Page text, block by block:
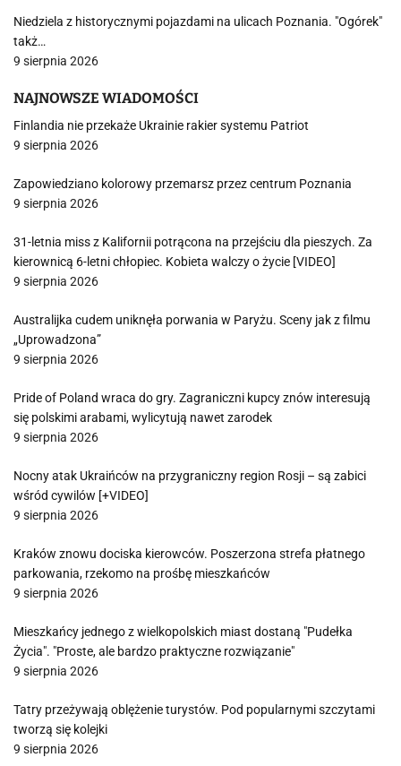
Niedziela z historycznymi pojazdami na ulicach Poznania. "Ogórek"
takż…
9 sierpnia 2026
NAJNOWSZE WIADOMOŚCI
Finlandia nie przekaże Ukrainie rakier systemu Patriot
9 sierpnia 2026
Zapowiedziano kolorowy przemarsz przez centrum Poznania
9 sierpnia 2026
31-letnia miss z Kalifornii potrącona na przejściu dla pieszych. Za
kierownicą 6-letni chłopiec. Kobieta walczy o życie [VIDEO]
9 sierpnia 2026
Australijka cudem uniknęła porwania w Paryżu. Sceny jak z filmu
„Uprowadzona”
9 sierpnia 2026
Pride of Poland wraca do gry. Zagraniczni kupcy znów interesują
się polskimi arabami, wylicytują nawet zarodek
9 sierpnia 2026
Nocny atak Ukraińców na przygraniczny region Rosji – są zabici
wśród cywilów [+VIDEO]
9 sierpnia 2026
Kraków znowu dociska kierowców. Poszerzona strefa płatnego
parkowania, rzekomo na prośbę mieszkańców
9 sierpnia 2026
Mieszkańcy jednego z wielkopolskich miast dostaną "Pudełka
Życia". "Proste, ale bardzo praktyczne rozwiązanie"
9 sierpnia 2026
Tatry przeżywają oblężenie turystów. Pod popularnymi szczytami
tworzą się kolejki
9 sierpnia 2026